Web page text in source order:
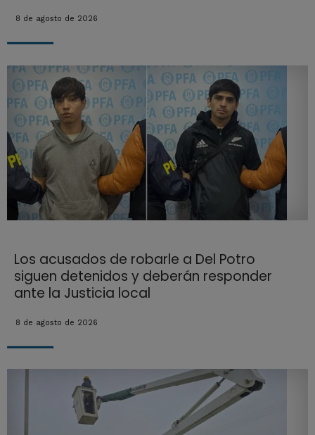
8 de agosto de 2026
Los acusados de robarle a Del Potro
siguen detenidos y deberán responder
ante la Justicia local
8 de agosto de 2026